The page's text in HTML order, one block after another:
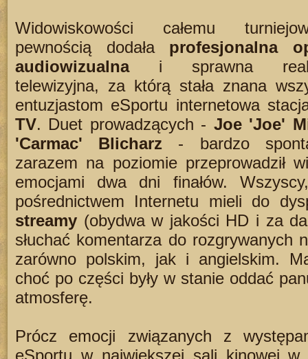
Widowiskowości całemu
pewnością dodała profesjonalna
audiowizualnai sprawna
telewizyjna, za którą stała znana
entuzjastom eSportu internetowa
TV. Duet prowadzących - Joe 'Joe'
'Carmac' Blicharz - bardzo
zarazem na poziomie przeprowadził
emocjami dwa dni finałów.
pośrednictwem Internetu mieli do
streamy (obydwa w jakości HD i za
słuchać komentarza do rozgrywanych
zarówno polskim, jak i angielskim.
choć po części były w stanie oddać
atmosferę.
Prócz emocji związanych z
eSportu w największej sali kinowej